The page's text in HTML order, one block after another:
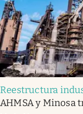
Reestructura
AHMSA y Minosa